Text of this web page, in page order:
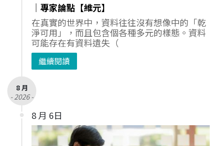
｜專家論點【維元】
在真實的世界中，資料往往沒有想像中的「乾
淨可用」，而且包含個各種多元的樣態。資料
可能存在有資料遺失（
繼續閱讀
8 月
- 2026 -
8 月 6日